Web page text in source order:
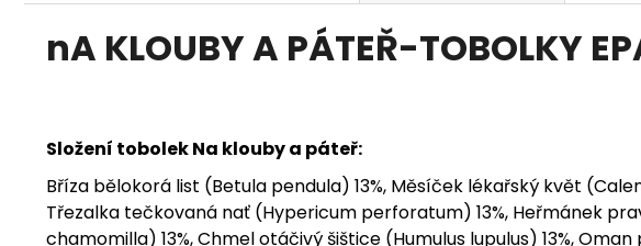
nA KLOUBY A PÁTEŘ-TOBOLKY
Složení tobolek Na klouby a páteř:
Bříza bělokorá list (Betula pendula) 13%, Měsíček lékařský květ
Třezalka tečkovaná nať (Hypericum perforatum) 13%, Heřmánek
chamomilla) 13%, Chmel otáčivý šištice (Humulus lupulus) 13%,